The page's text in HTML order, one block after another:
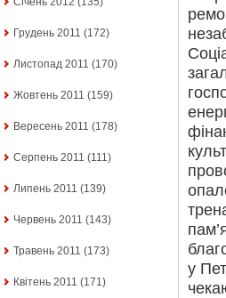
Грудень 2011 (172)
Листопад 2011 (170)
Жовтень 2011 (159)
Вересень 2011 (178)
Серпень 2011 (111)
Липень 2011 (139)
Червень 2011 (143)
Травень 2011 (173)
Квітень 2011 (171)
у